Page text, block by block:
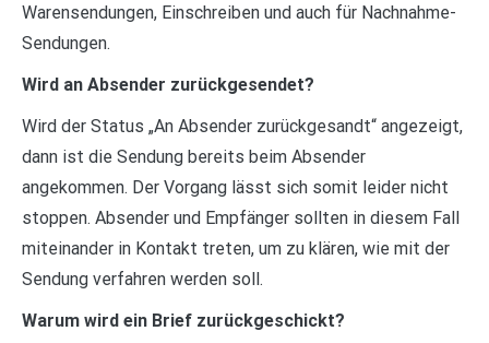
Warensendungen, Einschreiben und auch für Nachnahme-
Sendungen.
Wird an Absender zurückgesendet?
Wird der Status „An Absender zurückgesandt“ angezeigt,
dann ist die Sendung bereits beim Absender
angekommen. Der Vorgang lässt sich somit leider nicht
stoppen. Absender und Empfänger sollten in diesem Fall
miteinander in Kontakt treten, um zu klären, wie mit der
Sendung verfahren werden soll.
Warum wird ein Brief zurückgeschickt?